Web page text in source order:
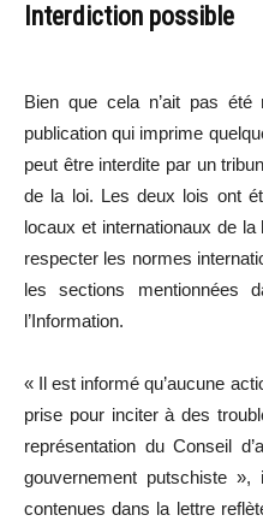
Interdiction possible
Bien que cela n’ait pas été
publication qui imprime
peut être interdite par un
de la loi. Les deux lois ont
locaux et internationaux de la
respecter les normes
les sections mentionnées
l’Information.
« Il est informé qu’aucune
prise pour inciter à des
représentation du Conseil
gouvernement putschiste
contenues dans la lettre